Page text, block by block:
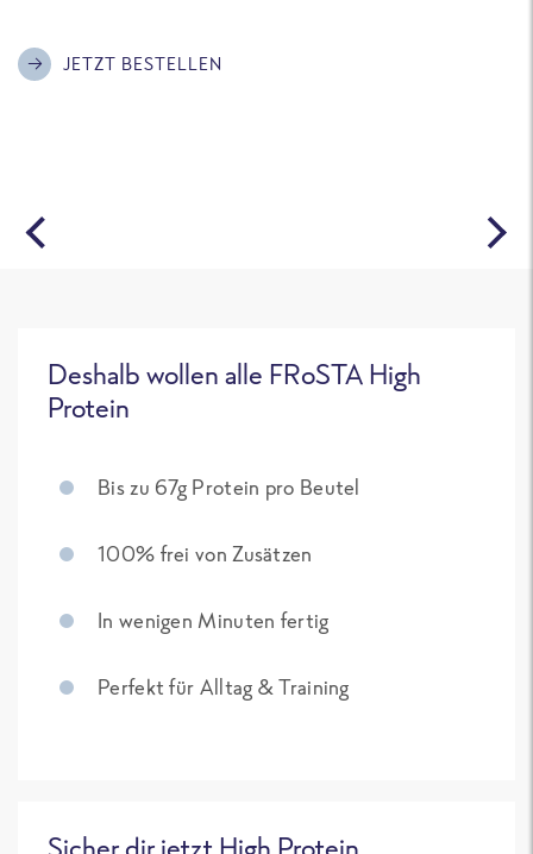
JETZT BESTELLEN
Deshalb wollen alle FRoSTA High
Protein
Bis zu 67g Protein pro Beutel
100% frei von Zusätzen
In wenigen Minuten fertig
Perfekt für Alltag & Training